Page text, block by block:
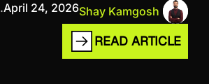
Shay Kamgosh
April 24, 2026
. 5 min read
READ ARTICLE